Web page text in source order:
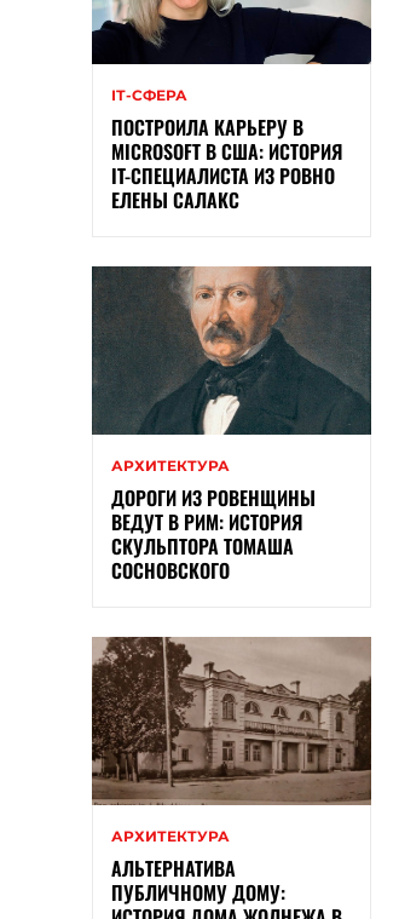
ІТ-СФЕРА
ПОСТРОИЛА КАРЬЕРУ В
MICROSOFT В США: ИСТОРИЯ
IT-СПЕЦИАЛИСТА ИЗ РОВНО
ЕЛЕНЫ САЛАКС
АРХИТЕКТУРА
ДОРОГИ ИЗ РОВЕНЩИНЫ
ВЕДУТ В РИМ: ИСТОРИЯ
СКУЛЬПТОРА ТОМАША
СОСНОВСКОГО
АРХИТЕКТУРА
АЛЬТЕРНАТИВА
ПУБЛИЧНОМУ ДОМУ: